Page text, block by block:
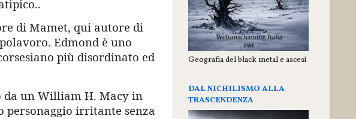
di Mamet, qui autore di
Edmond è uno
più disordinato ed
un William H. Macy in
personaggio irritante senza
Geografia del black metal e ascesi
DAL NICHILISMO ALLA
TRASCENDENZA